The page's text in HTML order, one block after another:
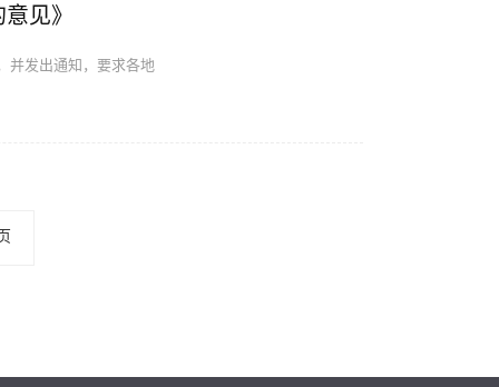
见》
并发出通知，要求各地